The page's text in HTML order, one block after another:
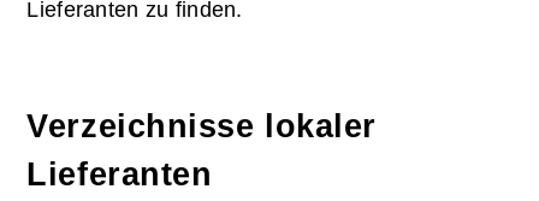
Lieferanten zu finden.
Verzeichnisse lokaler
Lieferanten